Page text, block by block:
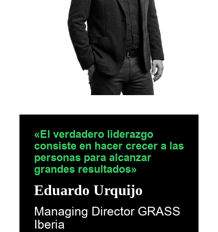
«El verdadero liderazgo
consiste en hacer crecer a las
personas para alcanzar
grandes resultados»
Eduardo Urquijo
Managing Director GRASS
Iberia